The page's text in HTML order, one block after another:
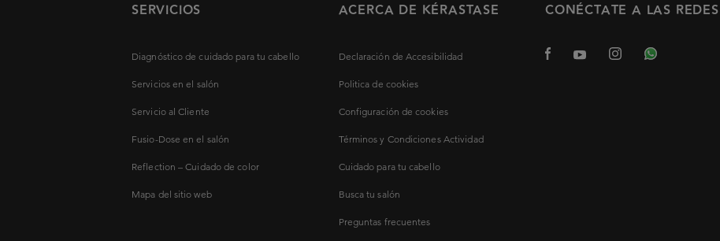
SERVICIOS
Diagnóstico de cuidado para tu cabello
Servicios en el salón
Servicio al Cliente
Fusio-Dose en el salón
Reflection – Cuidado de color
Mapa del sitio web
ACERCA DE KÉRASTASE
Declaración de Accesibilidad
Politica de cookies
Configuración de cookies
Términos y Condiciones Actividad
Cuidado para tu cabello
Busca tu salón
Preguntas frecuentes
CONÉCTATE A LAS REDES